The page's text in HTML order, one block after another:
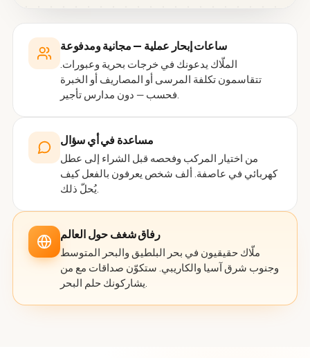
ساعات إبحار عملية — مجانية ومدفوعة
الملّاك يدعونك في خرجات بحرية وعبورات.
تتقاسمون تكلفة المرسى أو المصاريف أو الخبرة
فحسب — دون مدارس تأجير.
مساعدة في أي سؤال
من اختيار المركب وفحصه قبل الشراء إلى عطل
كهربائي في عاصفة. ألف شخص يعرفون بالفعل كيف
يُحلّ ذلك.
رفاق شغف حول العالم
ملّاك حقيقيون في بحر البلطيق والبحر المتوسط
وجنوب شرق آسيا والكاريبي. ستكوّن صداقات مع من
يشاركونك حلم البحر.